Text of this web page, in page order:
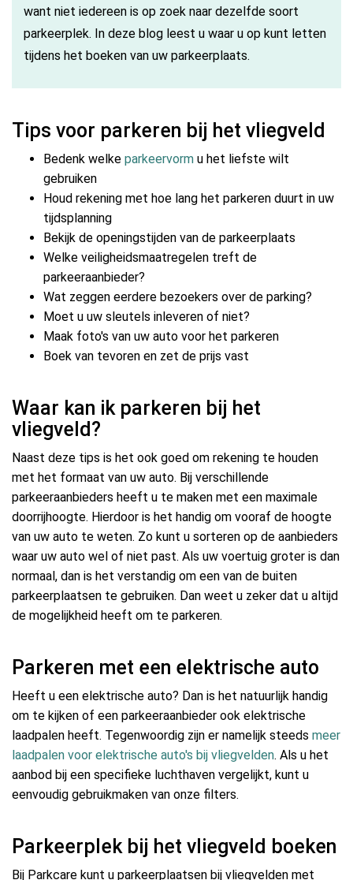
want niet iedereen is op zoek naar dezelfde soort
parkeerplek. In deze blog leest u waar u op kunt letten
tijdens het boeken van uw parkeerplaats.
Tips voor parkeren bij het vliegveld
Bedenk welke parkeervorm u het liefste wilt
gebruiken
Houd rekening met hoe lang het parkeren duurt in uw
tijdsplanning
Bekijk de openingstijden van de parkeerplaats
Welke veiligheidsmaatregelen treft de
parkeeraanbieder?
Wat zeggen eerdere bezoekers over de parking?
Moet u uw sleutels inleveren of niet?
Maak foto's van uw auto voor het parkeren
Boek van tevoren en zet de prijs vast
Waar kan ik parkeren bij het
vliegveld?
Naast deze tips is het ook goed om rekening te houden
met het formaat van uw auto. Bij verschillende
parkeeraanbieders heeft u te maken met een maximale
doorrijhoogte. Hierdoor is het handig om vooraf de hoogte
van uw auto te weten. Zo kunt u sorteren op de aanbieders
waar uw auto wel of niet past. Als uw voertuig groter is dan
normaal, dan is het verstandig om een van de buiten
parkeerplaatsen te gebruiken. Dan weet u zeker dat u altijd
de mogelijkheid heeft om te parkeren.
Parkeren met een elektrische auto
Heeft u een elektrische auto? Dan is het natuurlijk handig
om te kijken of een parkeeraanbieder ook elektrische
laadpalen heeft. Tegenwoordig zijn er namelijk steeds meer
laadpalen voor elektrische auto's bij vliegvelden. Als u het
aanbod bij een specifieke luchthaven vergelijkt, kunt u
eenvoudig gebruikmaken van onze filters.
Parkeerplek bij het vliegveld boeken
Bij Parkcare kunt u parkeerplaatsen bij vliegvelden met